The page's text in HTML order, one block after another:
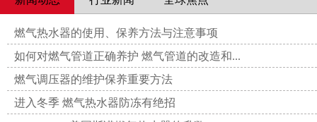
燃气热水器的使用、保养方法与注意事项
如何对燃气管道正确养护 燃气管道的改造和...
燃气调压器的维护保养重要方法
进入冬季 燃气热水器防冻有绝招